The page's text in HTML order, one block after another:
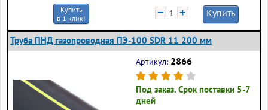
Купить
в 1 клик!
− + Купить
Труба ПНД газопроводная ПЭ-100 SDR 11 200 мм
Артикул: 2866
Под заказ. Срок поставки 5-7
дней